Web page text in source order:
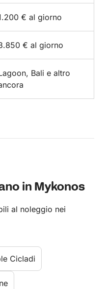
€ al giorno
€ al giorno
Bali e altro
in Mykonos
al noleggio nei
Cicladi